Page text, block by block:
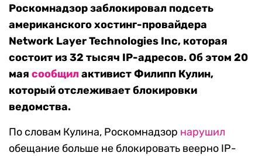
Роскомнадзор заблокировал подсеть
американского хостинг-провайдера
Network Layer Technologies Inc, которая
состоит из 32 тысяч IP-адресов. Об этом 20
мая сообщилактивист Филипп Кулин,
который отслеживает блокировки
ведомства.
По словам Кулина, Роскомнадзор нарушил
обещание больше не блокировать веерно IP-